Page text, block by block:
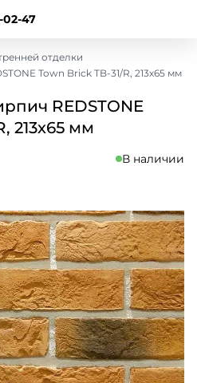
02-47
отделки
Town Brick TB-31/R, 213х65 мм
REDSTONE
213х65 мм
В наличии